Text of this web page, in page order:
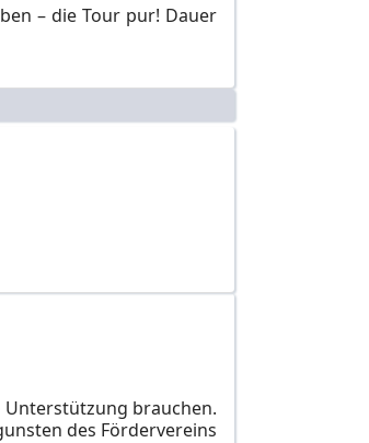
– die Tour pur! Dauer
Unterstützung brauchen.
des Fördervereins